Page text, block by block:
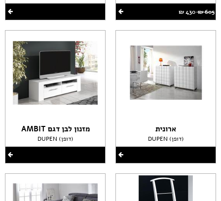
605 ‏₪
430 ‏₪
ארונית
DUPEN (דופן)
מזנון לבן דגם AMBIT
DUPEN (דופן)